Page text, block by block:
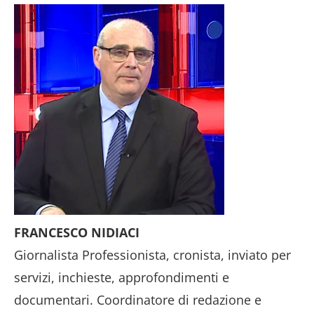
FRANCESCO NIDIACI
Giornalista Professionista, cronista, inviato per
servizi, inchieste, approfondimenti e
documentari. Coordinatore di redazione e